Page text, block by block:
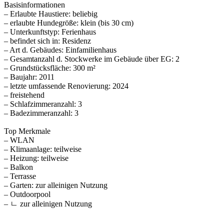
Basisinformationen
– Erlaubte Haustiere: beliebig
– erlaubte Hundegröße: klein (bis 30 cm)
– Unterkunftstyp: Ferienhaus
– befindet sich in: Residenz
– Art d. Gebäudes: Einfamilienhaus
– Gesamtanzahl d. Stockwerke im Gebäude über EG: 2
– Grundstücksfläche: 300 m²
– Baujahr: 2011
– letzte umfassende Renovierung: 2024
– freistehend
– Schlafzimmeranzahl: 3
– Badezimmeranzahl: 3
Top Merkmale
– WLAN
– Klimaanlage: teilweise
– Heizung: teilweise
– Balkon
– Terrasse
– Garten: zur alleinigen Nutzung
– Outdoorpool
– ㄴ zur alleinigen Nutzung